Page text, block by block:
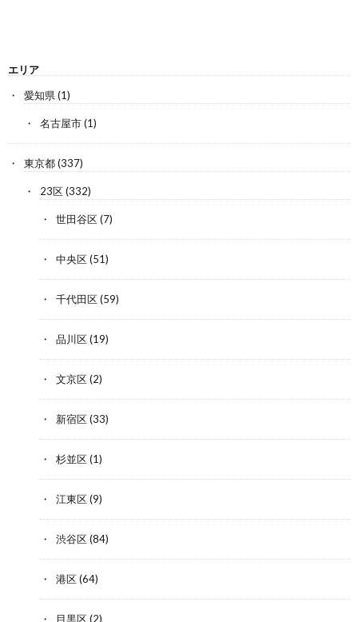
エリア
愛知県(1)
名古屋市(1)
東京都(337)
23区(332)
世田谷区(7)
中央区(51)
千代田区(59)
品川区(19)
文京区(2)
新宿区(33)
杉並区(1)
江東区(9)
渋谷区(84)
港区(64)
目黒区(2)